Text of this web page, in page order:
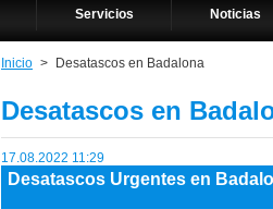
Servicios Noticias
Inicio > Desatascos en Badalona
Desatascos en
17.08.2022 11:29
Desatascos Urgentes en